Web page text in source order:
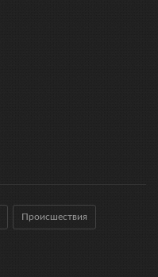
Происшествия